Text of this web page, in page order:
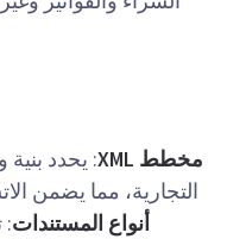
مخطط XML
: يحدد
التجارية، مما يضمن
أنواع المستندات: